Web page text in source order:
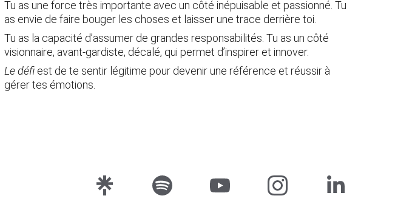
Tu as une force très importante avec un côté inépuisable et passionné. Tu
as envie de faire bouger les choses et laisser une trace derrière toi.
Tu as la capacité d’assumer de grandes responsabilités. Tu as un côté
visionnaire, avant-gardiste, décalé, qui permet d’inspirer et innover.
Le défi est de te sentir légitime pour devenir une référence et réussir à
gérer tes émotions.